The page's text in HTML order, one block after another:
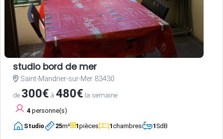
studio bord de mer
Saint-Mandrier-sur-Mer 83430
de 300€ à 480€ la semaine
4 personne(s)
Studio 25m² 1pièces 1chambres 1SdB